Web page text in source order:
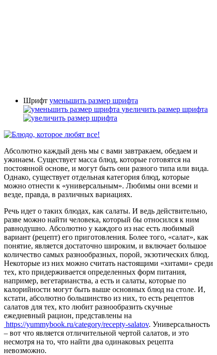
Шрифт уменьшить размер шрифта
увеличить размер шрифта
Абсолютно каждый день мы с вами завтракаем, обедаем и
ужинаем. Существует масса блюд, которые готовятся на
постоянной основе, и могут быть они разного типа или вида.
Однако, существует отдельная категория блюд, которые
можно отнести к «универсальным». Любимы они всеми и
везде, правда, в различных вариациях.
Речь идет о таких блюдах, как салаты. И ведь действительно,
разве можно найти человека, который бы относился к ним
равнодушно. Абсолютно у каждого из нас есть любимый
вариант (рецепт) его приготовления. Более того, «салат», как
понятие, является достаточно широким, и включает большое
количество самых разнообразных, порой, экзотических блюд.
Некоторые из них можно считать настоящими «хитами» среди
тех, кто придерживается определенных форм питания,
например, вегетарианства, а есть и салаты, которые по
калорийности могут быть выше основных блюд на столе. И,
кстати, абсолютно большинство из них, то есть рецептов
салатов для тех, кто любит разнообразить скучные
ежедневный рацион, представлены на
https://yummybook.ru/category/recepty-salatov. Универсальность
– вот что является отличительной чертой салатов, и это
несмотря на то, что найти два одинаковых рецепта
невозможно.